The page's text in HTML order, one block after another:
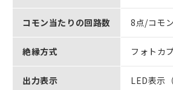
コモン当たりの回路数 8点/コモン
絶縁方式 フォトカ
出力表示 LED表示（